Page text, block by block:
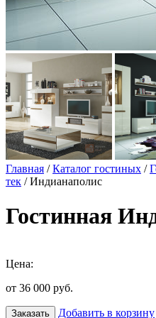
Главная /Каталог гостиных /
тек / Индианаполис
Гостинная
Цена:
от 36 000 руб.
Заказать Добавить в корзину